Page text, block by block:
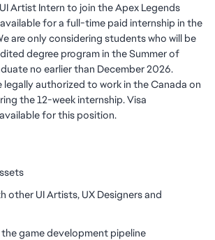
Artist Intern to join the Apex Legends
for a full-time paid internship in the
are only considering students who will be
degree program in the Summer of
no earlier than December 2026.
authorized to work in the Canada on
the 12-week internship. Visa
for this position.
other UI Artists, UX Designers and
game development pipeline